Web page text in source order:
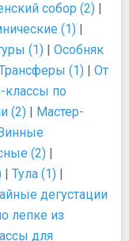
собор (2) |
(1) |
(1) | Особняк
(1) | От
классы по
(2) | Мастер-
(2) |
| Тула (1) |
дегустации
лепке из
для